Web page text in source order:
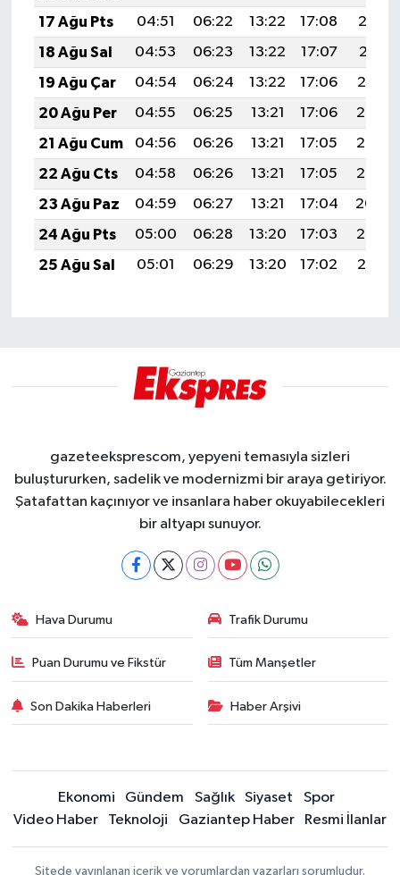
17 Ağu Pts
04:51 06:22 13:22 17:08
20:12
18 Ağu Sal
04:53 06:23 13:22 17:07
20:11
19 Ağu Çar
04:54 06:24 13:22 17:06
20:10
20 Ağu Per
04:55 06:25 13:21 17:06
20:08
21 Ağu Cum
04:56 06:26 13:21 17:05
20:07
22 Ağu Cts
04:58 06:26 13:21 17:05
20:06
23 Ağu Paz
04:59 06:27 13:21 17:04
20:04
24 Ağu Pts
05:00 06:28 13:20 17:03
20:03
25 Ağu Sal
05:01 06:29 13:20 17:02 20:01
gazeteeksprescom, yepyeni temasıyla sizleri
buluştururken, sadelik ve modernizmi bir araya getiriyor.
Şatafattan kaçınıyor ve insanlara haber okuyabilecekleri
bir altyapı sunuyor.
Hava Durumu Trafik Durumu
Puan Durumu ve Fikstür Tüm Manşetler
Son Dakika Haberleri Haber Arşivi
Ekonomi Gündem Sağlık Siyaset
Spor
Video Haber
Teknoloji Gaziantep Haber Resmi İlanlar
Sitede yayınlanan içerik ve yorumlardan yazarları sorumludur.